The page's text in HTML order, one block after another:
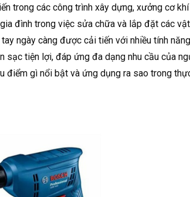
trong các công trình xây dựng, xưởng cơ
đình trong việc sửa chữa và lắp đặt các
ngày càng được cải tiến với nhiều tính
sạc tiện lợi, đáp ứng đa dạng nhu cầu của
điểm gì nổi bật và ứng dụng ra sao trong